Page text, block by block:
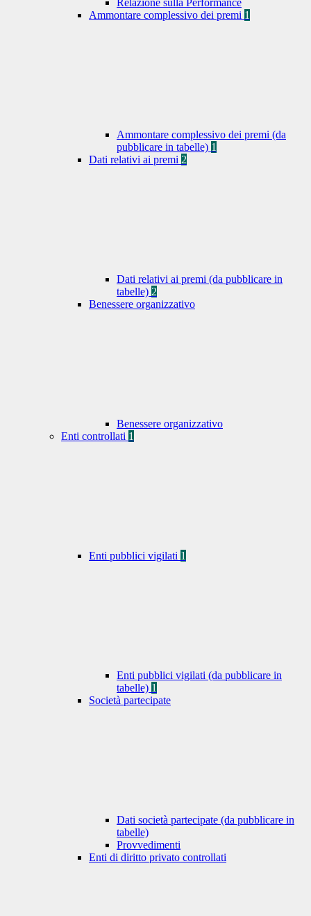
Relazione sulla Performance
Ammontare complessivo dei premi 1
Ammontare complessivo dei premi (da
pubblicare in tabelle) 1
Dati relativi ai premi 2
Dati relativi ai premi (da pubblicare in
tabelle) 2
Benessere organizzativo
Benessere organizzativo
Enti controllati 1
Enti pubblici vigilati 1
Enti pubblici vigilati (da pubblicare in
tabelle) 1
Società partecipate
Dati società partecipate (da pubblicare in
tabelle)
Provvedimenti
Enti di diritto privato controllati